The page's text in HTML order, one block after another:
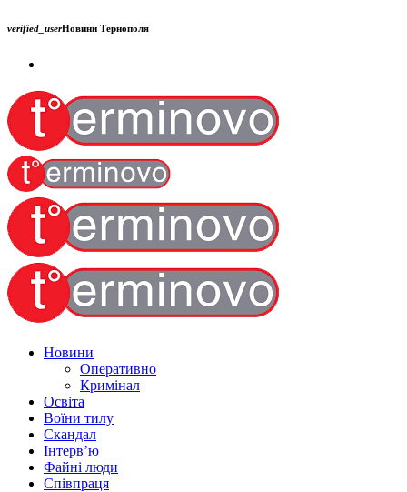
verified_userНовини Тернополя
Новини
Оперативно
Кримінал
Освіта
Воїни тилу
Скандал
Інтерв’ю
Файні люди
Співпраця